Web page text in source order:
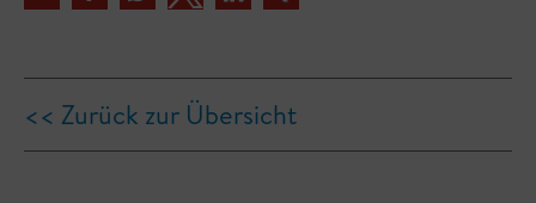
<< Zurück zur Übersicht